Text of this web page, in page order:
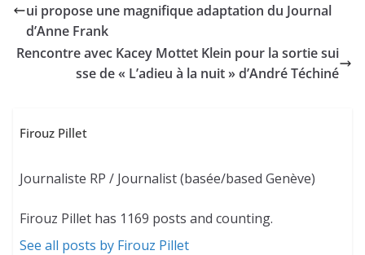
ui propose une magnifique adaptation du Journal
d’Anne Frank
Rencontre avec Kacey Mottet Klein pour la sortie sui
sse de « L’adieu à la nuit » d’André Téchiné
Firouz Pillet
Journaliste RP / Journalist (basée/based Genève)
Firouz Pillet has 1169 posts and counting.
See all posts by Firouz Pillet